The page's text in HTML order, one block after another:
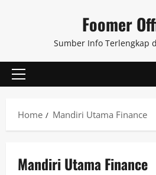
Foomer
Sumber Info Terlengkap
Primary
Home
Mandiri Utama Finance
Mandiri Utama Finance